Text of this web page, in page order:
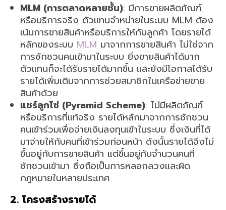
MLM (การตลาดหลายชั้น): มีการขายผลิตภัณฑ์
หรือบริการจริง ตัวแทนจำหน่ายในระบบ MLM ต้อง
เน้นการขายสินค้าหรือบริการให้กับลูกค้า โดยรายได้
หลักของระบบ MLM มาจากการขายสินค้า ไม่ใช่จาก
การชักชวนคนเข้ามาในระบบ ยิ่งขายสินค้าได้มาก
ตัวแทนก็จะได้รับรายได้มากขึ้น และยังมีโอกาสได้รับ
รายได้เพิ่มเติมจากการช่วยสมาชิกในเครือข่ายขาย
สินค้าด้วย
แชร์ลูกโซ่ (Pyramid Scheme): ไม่มีผลิตภัณฑ์
หรือบริการที่แท้จริง รายได้หลักมาจากการชักชวน
คนเข้าร่วมเพื่อจ่ายเงินลงทุนเข้าในระบบ ซึ่งเงินที่ได้
มาจ่ายให้กับคนที่เข้าร่วมก่อนหน้า ดังนั้นรายได้จึงไม่
ขึ้นอยู่กับการขายสินค้า แต่ขึ้นอยู่กับจำนวนคนที่
ชักชวนเข้ามา ซึ่งถือเป็นการหลอกลวงและผิด
กฎหมายในหลายประเทศ
2. โครงสร้างรายได้